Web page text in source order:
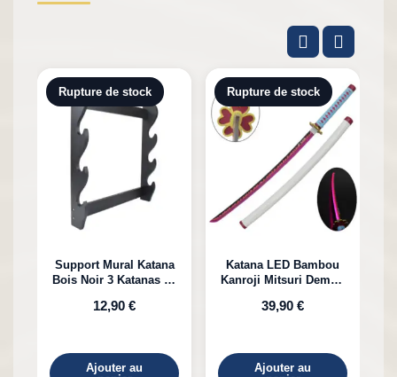
Rupture de stock
Support Mural Katana
Bois Noir 3 Katanas en
12,90 €
Ajouter au
Rupture de stock
Katana LED Bambou
Kanroji Mitsuri Demon
39,90 €
Ajouter au